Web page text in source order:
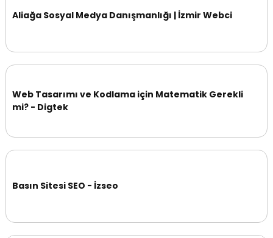
Aliağa Sosyal Medya Danışmanlığı | İzmir Webci
Web Tasarımı ve Kodlama için Matematik Gerekli
mi? - Digtek
Basın Sitesi SEO - İzseo